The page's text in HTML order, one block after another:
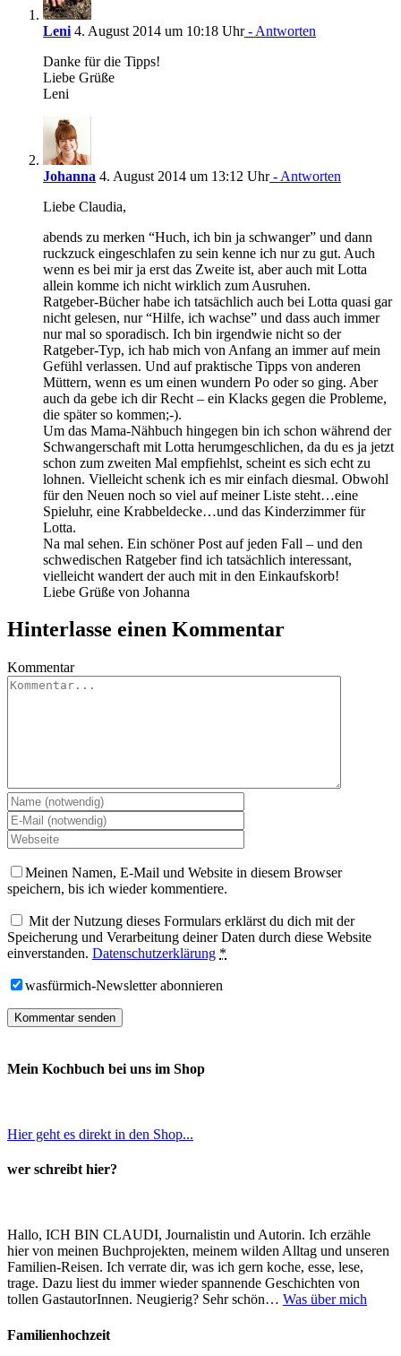
Leni 4. August 2014 um 10:18 Uhr- Antworten
Danke für die Tipps!
Liebe Grüße
Leni
Johanna 4. August 2014 um 13:12 Uhr- Antworten
Liebe Claudia,
abends zu merken “Huch, ich bin ja schwanger” und dann
ruckzuck eingeschlafen zu sein kenne ich nur zu gut. Auch
wenn es bei mir ja erst das Zweite ist, aber auch mit Lotta
allein komme ich nicht wirklich zum Ausruhen.
Ratgeber-Bücher habe ich tatsächlich auch bei Lotta quasi gar
nicht gelesen, nur “Hilfe, ich wachse” und dass auch immer
nur mal so sporadisch. Ich bin irgendwie nicht so der
Ratgeber-Typ, ich hab mich von Anfang an immer auf mein
Gefühl verlassen. Und auf praktische Tipps von anderen
Müttern, wenn es um einen wundern Po oder so ging. Aber
auch da gebe ich dir Recht – ein Klacks gegen die Probleme,
die später so kommen;-).
Um das Mama-Nähbuch hingegen bin ich schon während der
Schwangerschaft mit Lotta herumgeschlichen, da du es ja jetzt
schon zum zweiten Mal empfiehlst, scheint es sich echt zu
lohnen. Vielleicht schenk ich es mir einfach diesmal. Obwohl
für den Neuen noch so viel auf meiner Liste steht…eine
Spieluhr, eine Krabbeldecke…und das Kinderzimmer für
Lotta.
Na mal sehen. Ein schöner Post auf jeden Fall – und den
schwedischen Ratgeber find ich tatsächlich interessant,
vielleicht wandert der auch mit in den Einkaufskorb!
Liebe Grüße von Johanna
Hinterlasse einen Kommentar
Kommentar
Meinen Namen, E-Mail und Website in diesem Browser
speichern, bis ich wieder kommentiere.
Mit der Nutzung dieses Formulars erklärst du dich mit der
Speicherung und Verarbeitung deiner Daten durch diese Website
einverstanden. Datenschutzerklärung *
wasfürmich-Newsletter abonnieren
Mein Kochbuch bei uns im Shop
Hier geht es direkt in den Shop...
wer schreibt hier?
Hallo, ICH BIN CLAUDI, Journalistin und Autorin. Ich erzähle
hier von meinen Buchprojekten, meinem wilden Alltag und unseren
Familien-Reisen. Ich verrate dir, was ich gern koche, esse, lese,
trage. Dazu liest du immer wieder spannende Geschichten von
tollen GastautorInnen. Neugierig? Sehr schön… Was über mich
Familienhochzeit